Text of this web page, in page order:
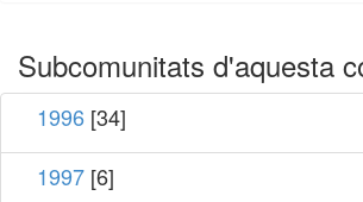
Subcomunitats d'aquesta
1996 [34]
1997 [6]